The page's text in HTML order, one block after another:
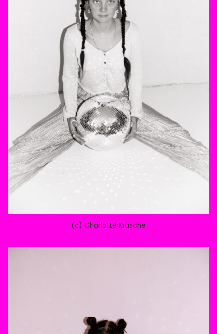
(c) Charlotte Krusche